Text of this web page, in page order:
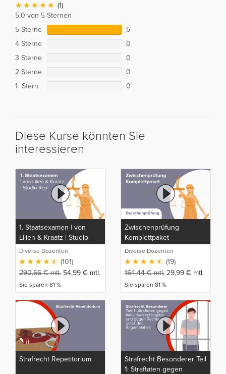
(1)
5,0 von 5 Sternen
5 Sterne
5
4 Sterne
0
3 Sterne
0
2 Sterne
0
1 Stern
0
Diese Kurse könnten Sie
interessieren
1. Staatsexamen | von
Lilien & Kraatz | Studio-
Rep
Diverse Dozenten
(101)
290,66€mtl. 54,99 € mtl.
Sie sparen 81 %
Zwischenprüfung
Komplettpaket
Diverse Dozenten
(19)
154,44€mtl. 29,99 € mtl.
Sie sparen 81 %
Strafrecht Repetitorium
Strafrecht Besonderer Teil
1: Straftaten gegen